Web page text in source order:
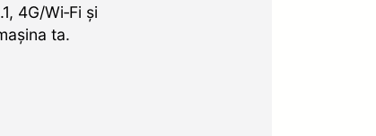
4G/Wi‑Fi și
ta.